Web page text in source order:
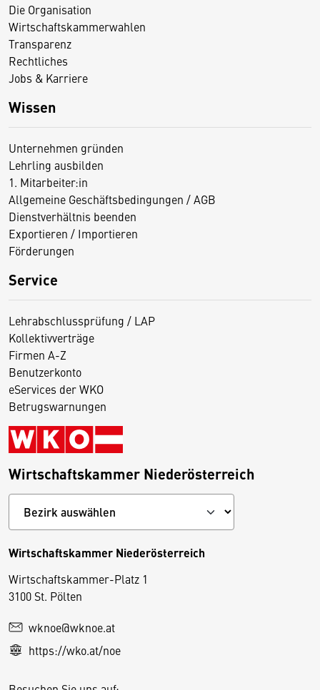
Die Organisation
Wirtschaftskammerwahlen
Transparenz
Rechtliches
Jobs & Karriere
Wissen
Unternehmen gründen
Lehrling ausbilden
1. Mitarbeiter:in
Allgemeine Geschäftsbedingungen / AGB
Dienstverhältnis beenden
Exportieren / Importieren
Förderungen
Service
Lehrabschlussprüfung / LAP
Kollektivverträge
Firmen A-Z
Benutzerkonto
eServices der WKO
Betrugswarnungen
Wirtschaftskammer Niederösterreich
Wirtschaftskammer Niederösterreich
Wirtschaftskammer-Platz 1
3100 St. Pölten
wknoe@wknoe.at
https://wko.at/noe
D
e
s